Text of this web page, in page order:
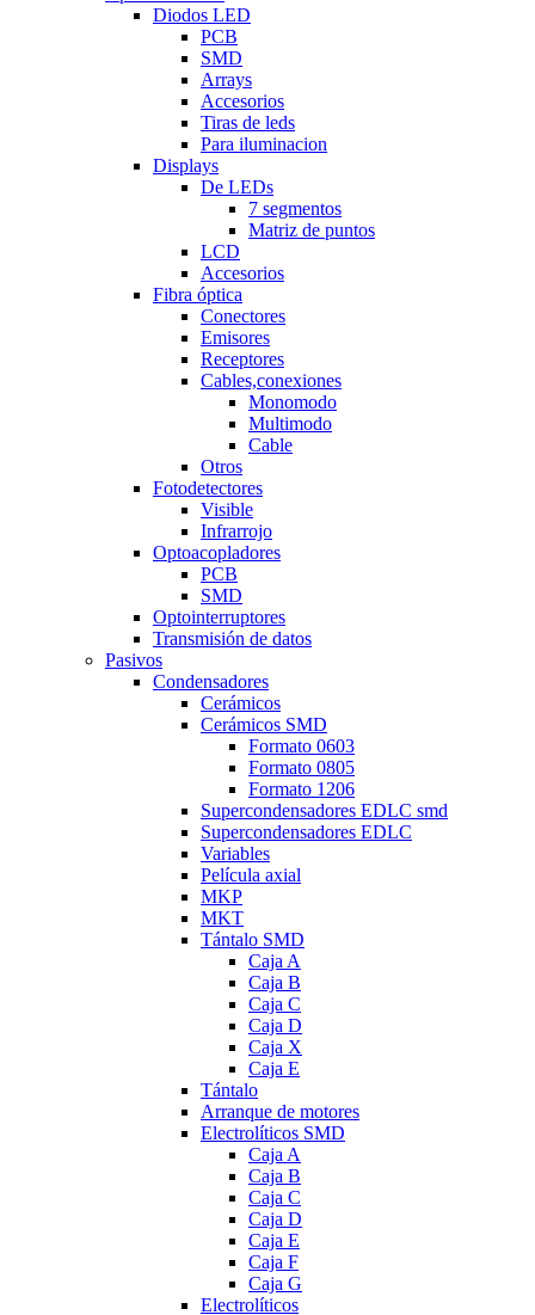
Diodos LED
PCB
SMD
Arrays
Accesorios
Tiras de leds
Para iluminacion
Displays
De LEDs
7 segmentos
Matriz de puntos
LCD
Accesorios
Fibra óptica
Conectores
Emisores
Receptores
Cables,conexiones
Monomodo
Multimodo
Cable
Otros
Fotodetectores
Visible
Infrarrojo
Optoacopladores
PCB
SMD
Optointerruptores
Transmisión de datos
Pasivos
Condensadores
Cerámicos
Cerámicos SMD
Formato 0603
Formato 0805
Formato 1206
Supercondensadores EDLC smd
Supercondensadores EDLC
Variables
Película axial
MKP
MKT
Tántalo SMD
Caja A
Caja B
Caja C
Caja D
Caja X
Caja E
Tántalo
Arranque de motores
Electrolíticos SMD
Caja A
Caja B
Caja C
Caja D
Caja E
Caja F
Caja G
Electrolíticos